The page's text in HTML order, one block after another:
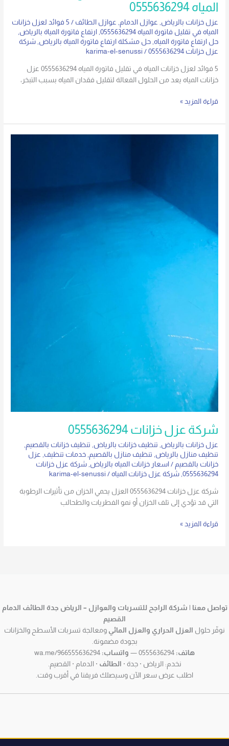
المياه 0555636294
عزل خزانات بالرياض, عوازل الدمام, عوازل الطائف /
5 فوائد لعزل خزانات
المياه في تقليل فاتورة المياه 0555636294
, ارتفاع فاتورة المياة بالرياض,
حل ارتفاع فاتورة المياه,حل مشكلة ارتفاع فاتورة المياة بالرياض,شركة
عزل خزانات 0555636294
/
karima-el-senussi
5 فوائد لعزل خزانات المياه في تقليل فاتورة المياه 0555636294 عزل
خزانات المياه يعد من الحلول الفعالة لتقليل فقدان المياه بسبب التبخر،
قراءة المزيد »
شركة عزل خزانات 0555636294
عزل خزانات بالرياض, تنظيف خزانات بالرياض, تنظيف خزانات بالقصيم,
تنظيف منازل بالرياض, تنظيف منازل بالقصيم,خدمات تنظيف, عزل
خزانات بالقصيم / اسعار خزانات المياه بالرياض,شركة عزل خزانات
0555636294
,شركة عزل خزانات المياه /
karima-el-senussi
شركة عزل خزانات 0555636294 العزل يحمي الخزان من تأثيرات الرطوبة
التي قد تؤدي إلى تلف الخزان أو نمو الفطريات والطحالب
قراءة المزيد »
تواصل معنا | شركة الراجح للتسربات والعوازل – الرياض جدة الطائف الدمام
القصيم
نوفّر حلول العزل الحراري والعزل المائي ومعالجة تسربات الأسطح والخزانات
بجودة مضمونة.
هاتف:
واتساب:
نخدم: الرياض · جدة · الطائف · الدمام · القصيم.
اطلب عرض سعر الآن وسيصلك فريقنا في أقرب وقت.